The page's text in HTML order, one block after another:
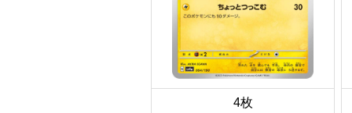
4枚